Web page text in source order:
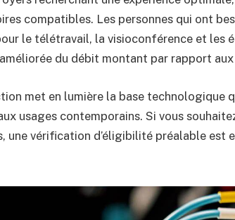
compatibles. Les personnes qui ont
le télétravail, la visioconférence et les
du débit montant par rapport
met en lumière la base technologique
usages contemporains. Si vous
une vérification d’éligibilité préalable est